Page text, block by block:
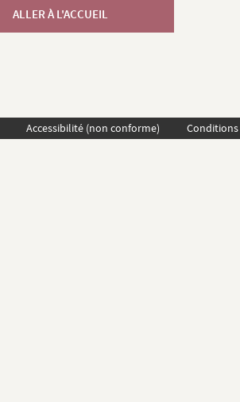
ALLER À L'ACCUEIL
Accessibilité (non conforme)